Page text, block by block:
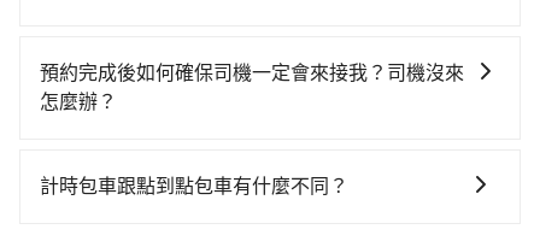
果全程使用tripool並到府專車接送，則每人平均花費約
1,450元，費時3小時27分鐘。長距離移動確實搭乘高鐵
算的。如果你是三人以下要乘車，也可參考tripool的拼
發現仍有上一組乘客遺留的垃圾或者撞凹的車門仍未被
修理，每一次租車都好像在開樂透一樣。另外，偶爾也
車或者要載其他乘客的人來說就有不小的風險。最後，
計費，約有17%會採現場議價，建議最好先上網預約，
以免當場被坑受騙。綜合以上，無論在價格或服務品質
策也是完全透明的，不會有任何隱藏費用。此外，我們
提供更彈性的取消訂單規定，並致力於提供高品質的包
預約完成後如何確保司機一定會來接我？司機沒來
怎麼辦？
派車。在出發前一天晚上八點時，會透過電子郵件與簡
計時包車跟點到點包車有什麼不同？